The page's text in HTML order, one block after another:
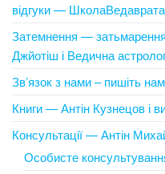
відгуки —
Затемнення —
Джйотіш і Ведична
Зв’язок з нами – пишіть
Книги — Антін Кузнецов і
Консультації — Антін
Особисте